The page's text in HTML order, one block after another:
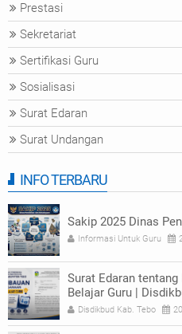
Prestasi
Sekretariat
Sertifikasi Guru
Sosialisasi
Surat Edaran
Surat Undangan
INFO TERBARU
Sakip 2025 Dinas
Informasi Untuk Guru
Surat Edaran
Belajar Guru |
Disdikbud Kab. Tebo